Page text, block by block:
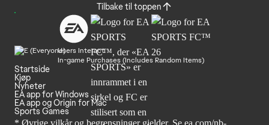
Tilbake til toppen
Users Interact
In-game Purchases (Includes Random Items)
Startside
Kjøp
Nyheter
EA app for Windows
EA app og Origin for Mac
Sports Games
* Øvrige vilkår og begrensninger gjelder. Se ea.com/nb-